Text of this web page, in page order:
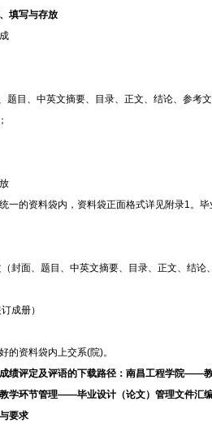
填写与存放
题目、中英文摘要、目录、正文、结论、参考
一的资料袋内，资料袋正面格式详见附录1。
封面、题目、中英文摘要、目录、正文、结论
成册）
的资料袋内上交系(院)。
成绩评定及评语的下载路径：南昌工程学院——
环节管理——毕业设计（论文）管理文件汇编
要求